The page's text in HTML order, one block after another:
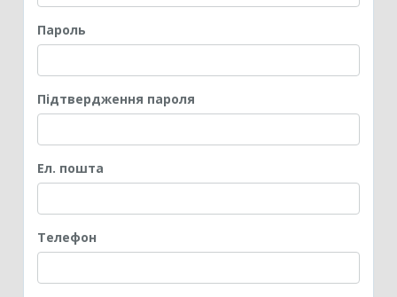
Пароль
Підтвердження пароля
Ел. пошта
Телефон